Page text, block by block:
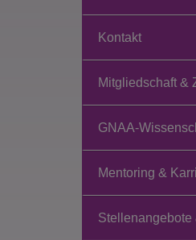
Kontakt
Mitgliedschaft &
GNAA-
Mentoring &
Stellenangebote